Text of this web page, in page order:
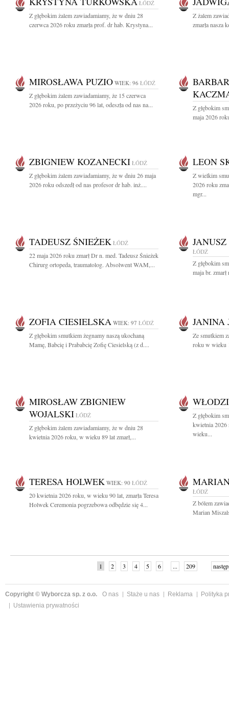
ŁÓDŹ
Z głębokim żalem zawiadamiamy, że w dniu 28
czerwca 2026 roku zmarła prof. dr hab. Krystyna...
Z żalem
zmarła nasza
MIROSŁAWA PUZIO WIEK: 96 ŁÓDŹ
Z głębokim żalem zawiadamiamy, że 15 czerwca
2026 roku, po przeżyciu 96 lat, odeszła od nas na...
Z głębokim
maja 2026
ZBIGNIEW KOZANECKI ŁÓDŹ
Z głębokim żalem zawiadamiamy, że w dniu 26 maja
2026 roku odszedł od nas profesor dr hab. inż....
LEON
Z wielkim
2026 roku
mgr...
TADEUSZ ŚNIEŻEK ŁÓDŹ
22 maja 2026 roku zmarł Dr n. med. Tadeusz Śnieżek
Chirurg ortopeda, traumatolog. Absolwent WAM,...
ŁÓDŹ
Z głębokim
maja br.
ZOFIA CIESIELSKA WIEK: 97 ŁÓDŹ
Z głębokim smutkiem żegnamy naszą ukochaną
Mamę, Babcię i Prababcię Zofię Ciesielską (z d....
JANINA
Ze smutkiem
roku w wieku
MIROSŁAW ZBIGNIEW
WOJALSKI ŁÓDŹ
Z głębokim żalem zawiadamiamy, że w dniu 28
kwietnia 2026 roku, w wieku 89 lat zmarł,...
Z głębokim
kwietnia
wieku...
TERESA HOLWEK WIEK: 90 ŁÓDŹ
20 kwietnia 2026 roku, w wieku 90 lat, zmarła Teresa
Holwek Ceremonia pogrzebowa odbędzie się 4...
ŁÓDŹ
Z bólem
Marian
1 2 3 4 5 6 ... 209
Copyright © Wyborcza sp. z o.o. O nas Staże u nas Reklama
Polityka
Ustawienia prywatności